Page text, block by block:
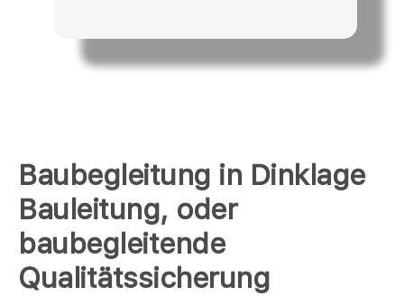
Baubegleitung in Dinklage
Bauleitung, oder
baubegleitende
Qualitätssicherung